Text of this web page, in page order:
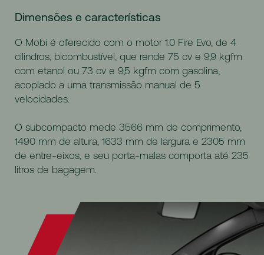
Dimensões e características
O Mobi é oferecido com o motor 1.0 Fire Evo, de 4
cilindros, bicombustível, que rende 75 cv e 9,9 kgfm
com etanol ou 73 cv e 9,5 kgfm com gasolina,
acoplado a uma transmissão manual de 5
velocidades.
O subcompacto mede 3566 mm de comprimento,
1490 mm de altura, 1633 mm de largura e 2305 mm
de entre-eixos, e seu porta-malas comporta até 235
litros de bagagem.